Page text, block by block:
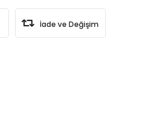
İade ve Değişim